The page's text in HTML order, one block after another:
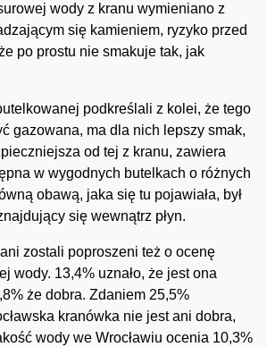
wody z kranu wymieniano z
się kamieniem, ryzyko przed
po prostu nie smakuje tak, jak
podkreślali z kolei, że tego
gazowana, ma dla nich lepszy smak,
od tej z kranu, zawiera
w wygodnych butelkach o różnych
obawą, jaka się tu pojawiała, był
się wewnątrz płyn.
zostali poproszeni też o ocenę
wody. 13,4% uznało, że jest ona
że dobra. Zdaniem 25,5%
kranówka nie jest ani dobra,
wody we Wrocławiu ocenia 10,3%